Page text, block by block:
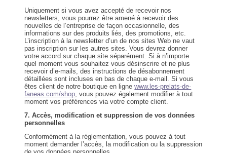
Uniquement si vous avez accepté de recevoir nos
newsletters, vous pourrez être amené à recevoir des
nouvelles de l’entreprise de façon occasionnelle, des
informations sur des produits liés, des promotions, etc.
L’inscription à la newsletter d’un de nos sites Web ne vaut
pas inscription sur les autres sites. Vous devrez donner
votre accord sur chaque site séparément. Si à n’importe
quel moment vous souhaitez vous désinscrire et ne plus
recevoir d’e-mails, des instructions de désabonnement
détaillées sont incluses en bas de chaque e-mail. Si vous
êtes client de notre boutique en lignewww.les-prelats-de-
faneas.com/shop, vous pouvez également modifier à tout
moment vos préférences via votre compte client.
7. Accès, modification et suppression de vos données
personnelles
Conformément à la réglementation, vous pouvez à tout
moment demander l’accès, la modification ou la suppression